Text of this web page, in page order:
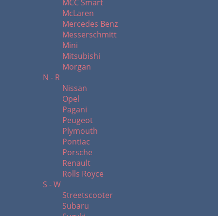
MCC Smart
McLaren
Mercedes Benz
Messerschmitt
Mini
Mitsubishi
Morgan
N - R
Nissan
Opel
Pagani
Peugeot
Plymouth
Pontiac
Porsche
Renault
Rolls Royce
S - W
Streetscooter
Subaru